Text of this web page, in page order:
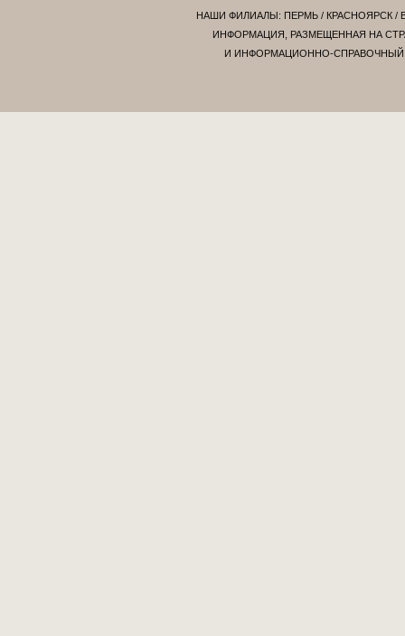
НАШИ ФИЛИАЛЫ: ПЕРМЬ / КРАСНОЯРСК /
ИНФОРМАЦИЯ, РАЗМЕЩЕННАЯ НА
И ИНФОРМАЦИОННО-СПРАВОЧНЫЙ